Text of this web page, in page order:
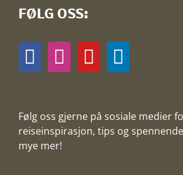
FØLG OSS:
Følg oss gjerne på sosiale medier
reiseinspirasjon, tips og
mye mer!